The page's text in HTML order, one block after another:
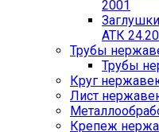
2001
АТК
Трубы
Трубы
Круг
Лист
Крепеж